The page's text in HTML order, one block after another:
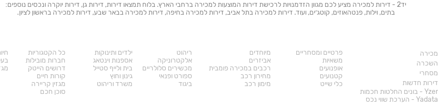
יד2 - דירות למכירה מציע לכם מגוון הזדמנויות לרכישת דירות המוצעות למכירה ברחבי הארץ. בלוח תמצאו דירות, דירות גן, דירות יוקרה ונכסים נוספים:
בתים, וילות, פנטהאוזים, קוטג׳ים, ועוד. דירות למכירה בתל אביב, דירות למכירה בחיפה, דירות למכירה בבאר שבע, דירות למכירה בראשון לציון.
מכירה
השכרה
מסחרי
דירות חדשות
Yzer - בונים החלטות חכמות
Yadata - הערכת שווי נכס
פרטיים ומסחריים
משאיות
אופנועים
קטנועים
כלי שייט
מיוחדים
אביזרים
רכבים במכירה פומבית
מחירון רכב
מימון רכב
ריהוט
אלקטרוניקה
מכשירים סלולריים
ספורט ופנאי
ביגוד
ילדים ותינוקות
אספנות וינטאג
בית ולייף סטייל
גינון וחוץ
משרד וריהוט
כל הקטגוריות
חברות מובילות
דרושים הייטק
קורות חיים
מגזין קריירה
סוכן חכם